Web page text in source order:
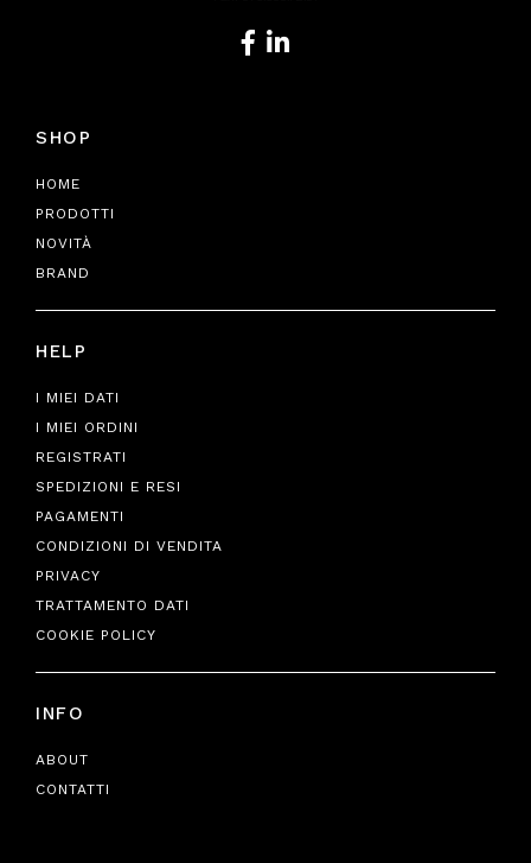
SHOP
HOME
PRODOTTI
NOVITÀ
BRAND
HELP
I MIEI DATI
I MIEI ORDINI
REGISTRATI
SPEDIZIONI E RESI
PAGAMENTI
CONDIZIONI DI VENDITA
PRIVACY
TRATTAMENTO DATI
COOKIE POLICY
INFO
ABOUT
CONTATTI